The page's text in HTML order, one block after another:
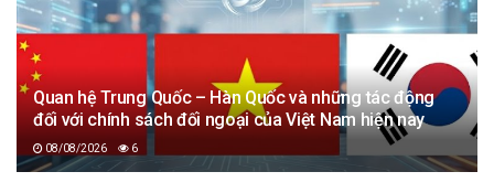
Quan hệ Trung Quốc – Hàn Quốc và những tác động
đối với chính sách đối ngoại của Việt Nam hiện nay
08/08/2026 6